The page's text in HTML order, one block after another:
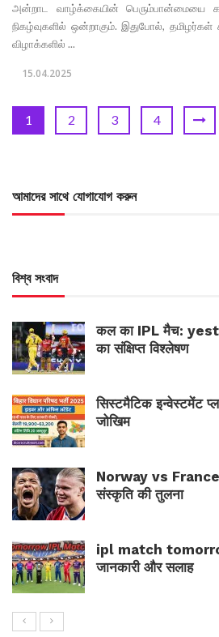
அன்றாட வாழ்க்கையின் பெரும்பான்மையை
நிகழ்வுகளில் ஒன்றாகும். இதுபோல், தமிழர்கள்
விழாக்களில் ...
15.04.2025
1 2 3 4
আমাদের সাথে যোগাযোগ করুন
বিশ্ব সংবাদ
कल का IPL मैच:
का संक्षिप्त विश्लेषण
सिस्टमैटिक इन्वेस्टमेंट
जोखिम
Norway vs France:
संस्कृति की तुलना
ipl match
जानकारी और सलाह